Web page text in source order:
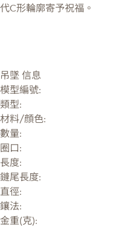
代C形輪廓寄予祝福。
吊墜 信息
模型編號:
類型:
材料/顔色:
數量:
圈口:
長度:
鏈尾長度:
直徑:
鑲法:
金重(克):